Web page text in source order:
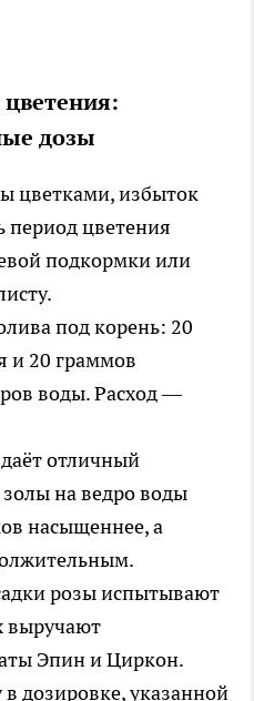
дозы
цветками, избыток
период цветения
подкормки или
под корень: 20
и 20 граммов
воды. Расход —
отличный
на ведро воды
насыщеннее, а
розы испытывают
выручают
Эпин и Циркон.
дозировке, указанной